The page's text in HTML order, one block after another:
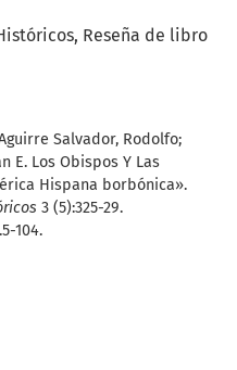
Reseña de libro
Salvador, Rodolfo;
E. Los Obispos Y Las
Hispana borbónica».
3 (5):325-29.
104.